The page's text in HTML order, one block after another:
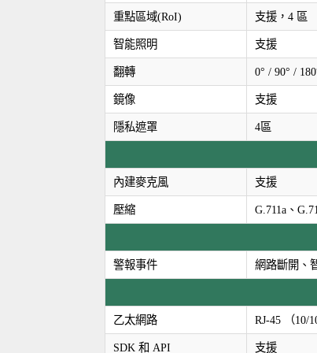
重點區域(RoI) 支援，4 區
智能照明 支援
翻轉 0° / 90° /
鏡像 支援
隱私遮罩 4區
內建麥克風 支援
壓縮 G.711a、
警報事件 網路斷開、
乙太網路 RJ-45 （10/
SDK 和 API 支援